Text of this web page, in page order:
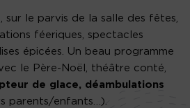
sur le parvis de la salle des fêtes,
féeriques, spectacles
épicées. Un beau programme
le Père-Noël, théâtre conté,
de glace, déambulations
parents/enfants…).